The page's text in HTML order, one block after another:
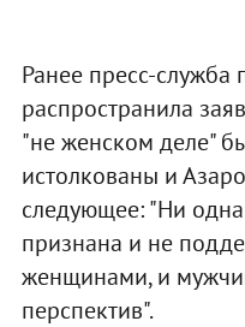
Ранее пресс-служба
распространила
"не женском деле"
истолкованы и
следующее: "Ни
признана и не
женщинами, и
перспектив".